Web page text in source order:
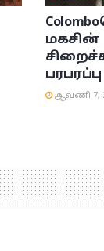
Colombo
மகசின்
பரபரப்பு
ஆவணி 7,